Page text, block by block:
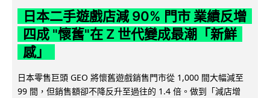
日本二手遊戲店減 90% 門市 業績反增
四成 "懷舊"在 Z 世代變成最潮「新鮮
感」
日本零售巨頭 GEO 將懷舊遊戲銷售門市從 1,000 間大幅減至
99 間，但銷售額卻不降反升至過往的 1.4 倍。做到「減店增